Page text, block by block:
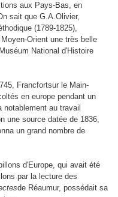
aux Pays-Bas, en
sait que G.A.Olivier,
(1789-1825),
Orient une très belle
National d'Histoire
Francfortsur le Main-
en europe pendant un
au travail
une source datée de 1836,
un grand nombre de
d'Europe, qui avait été
par la lecture des
de Réaumur, possédait sa